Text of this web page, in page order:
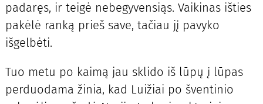
padaręs, ir teigė nebegyvensiąs. Vaikinas išties
pakėlė ranką prieš save, tačiau jį pavyko
išgelbėti.
Tuo metu po kaimą jau sklido iš lūpų į lūpas
perduodama žinia, kad Luižiai po šventinio